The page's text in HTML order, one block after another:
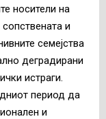
носители на
и
семејства
деградирани
истраги.
период да
и